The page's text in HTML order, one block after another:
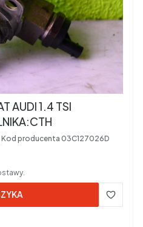
AUDI 1.4 TSI
SILNIKA:CTH
Kod producenta 03C127026D